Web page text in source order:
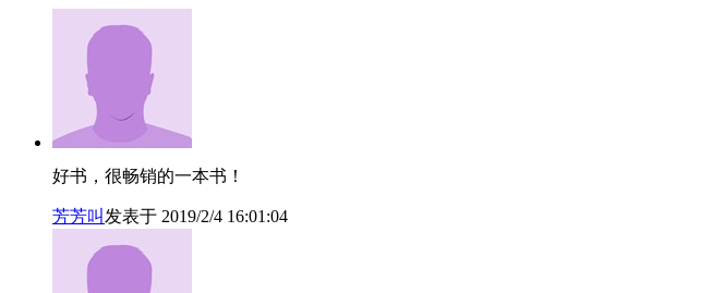
好书，很畅销的一本书！
芳芳叫 发表于 2019/2/4 16:01:04